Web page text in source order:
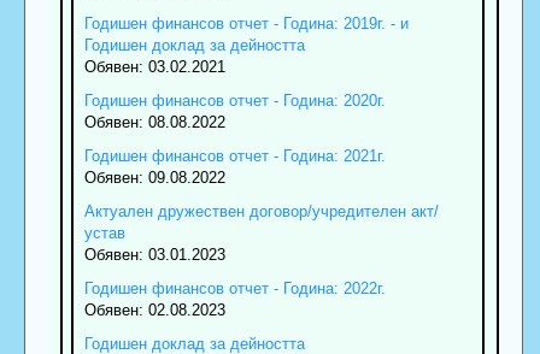
Годишен финансов отчет - Година: 2019г. - и
Годишен доклад за дейността
Обявен: 03.02.2021
Годишен финансов отчет - Година: 2020г.
Обявен: 08.08.2022
Годишен финансов отчет - Година: 2021г.
Обявен: 09.08.2022
Актуален дружествен договор/учредителен акт/
устав
Обявен: 03.01.2023
Годишен финансов отчет - Година: 2022г.
Обявен: 02.08.2023
Годишен доклад за дейността